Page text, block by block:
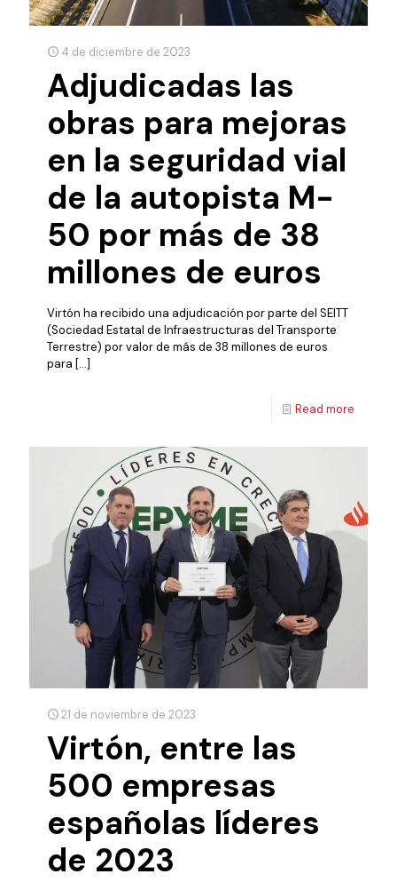
4 de diciembre de 2023
Adjudicadas las
obras para mejoras
en la seguridad vial
de la autopista M-
50 por más de 38
millones de euros
Virtón ha recibido una adjudicación por parte del SEITT
(Sociedad Estatal de Infraestructuras del Transporte
Terrestre) por valor de más de 38 millones de euros
para […]
Read more
21 de noviembre de 2023
Virtón, entre las
500 empresas
españolas líderes
de 2023